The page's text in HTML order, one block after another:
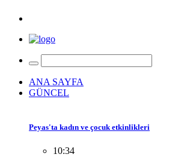
ANA SAYFA
GÜNCEL
Peyas'ta kadın ve çocuk etkinlikleri
10:34